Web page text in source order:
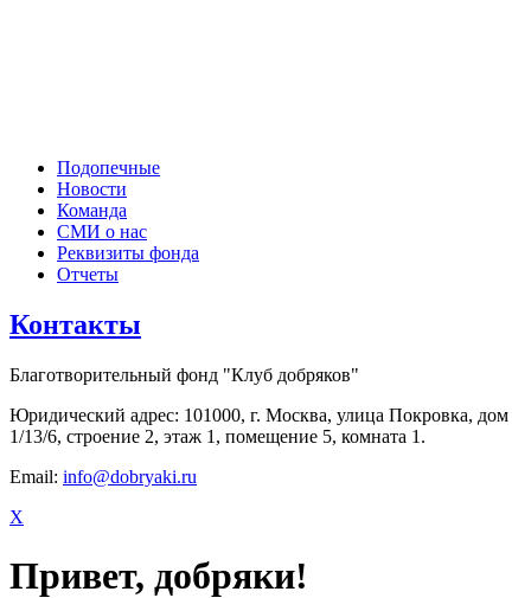
Подопечные
Новости
Команда
СМИ о нас
Реквизиты фонда
Отчеты
Контакты
Благотворительный фонд "Клуб добряков"
Юридический адрес: 101000, г. Москва, улица Покровка, дом
1/13/6, строение 2, этаж 1, помещение 5, комната 1.
Email: info@dobryaki.ru
X
Привет, добряки!